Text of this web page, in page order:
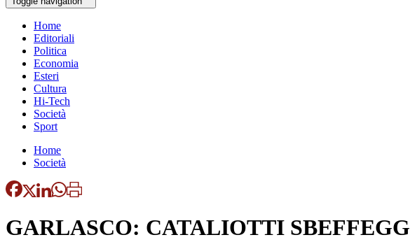
Home
Editoriali
Politica
Economia
Esteri
Cultura
Hi-Tech
Società
Sport
Home
Società
GARLASCO: CATALIOTTI